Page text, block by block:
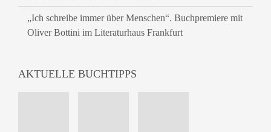
„Ich schreibe immer über Menschen“. Buchpremiere mit
Oliver Bottini im Literaturhaus Frankfurt
AKTUELLE BUCHTIPPS